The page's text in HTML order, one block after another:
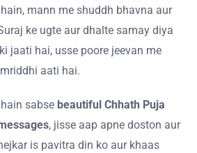
mann me shuddh bhavna aur
ke ugte aur dhalte samay diya
jaati hai, usse poore jeevan me
aati hai.
sabse beautiful Chhath Puja
, jisse aap apne doston aur
is pavitra din ko aur khaas